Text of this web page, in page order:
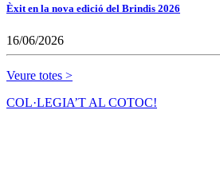
Èxit en la nova edició del Brindis 2026
16/06/2026
Veure totes >
COL·LEGIA’T AL COTOC!